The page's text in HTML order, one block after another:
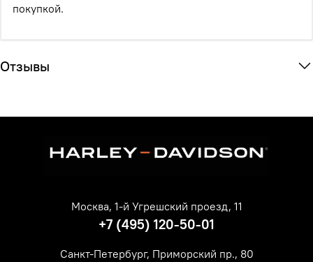
покупкой.
Отзывы
Москва, 1-й Угрешский проезд, 11
+7 (495) 120-50-01
Санкт-Петербург, Приморский пр., 80